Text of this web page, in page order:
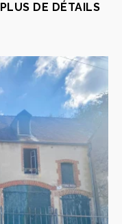
PLUS DE DÉTAILS